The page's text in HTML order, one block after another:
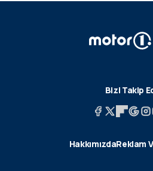
Bizi Takip
HakkımızdaReklam